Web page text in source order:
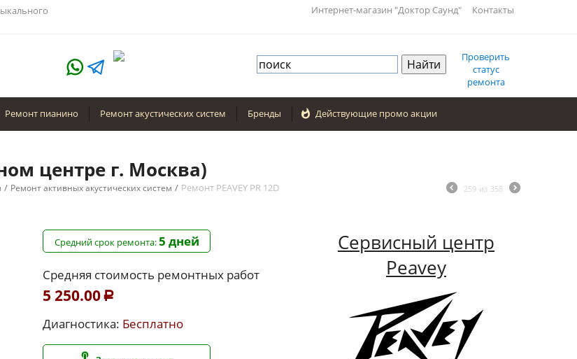
Интернет-магазин "Доктор Саунд" Контакты
Проверить
статус
ремонта
Ремонт пианино Ремонт акустических систем Бренды  Действующие промо акции
центре г. Москва)
/ Ремонт активных акустических систем / Ремонт PEAVEY PR 12D 259 из 358
Средний срок ремонта:5 дней
Средняя стоимость ремонтных работ
5 250.00 Р
Диагностика: Бесплатно
Сервисный центр
Peavey